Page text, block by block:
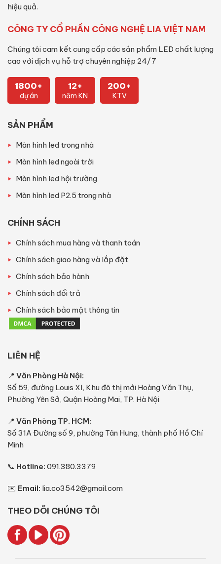
hiệu quả.
CÔNG TY CỔ PHẦN CÔNG NGHỆ LIA VIỆT NAM
Chúng tôi cam kết cung cấp các sản phẩm LED chất lượng
cao với dịch vụ hỗ trợ chuyên nghiệp 24/7
1800+
dự án
12+
năm KN
200+
KTV
SẢN PHẨM
Màn hình led trong nhà
Màn hình led ngoài trời
Màn hình led hội trường
Màn hình led P2.5 trong nhà
CHÍNH SÁCH
Chính sách mua hàng và thanh toán
Chính sách giao hàng và lắp đặt
Chính sách bảo hành
Chính sách đổi trả
Chính sách bảo mật thông tin
LIÊN HỆ
📍 Văn Phòng Hà Nội:
Số 59, đường Louis XI, Khu đô thị mới Hoàng Văn Thụ,
Phường Yên Sở, Quận Hoàng Mai, TP. Hà Nội
📍 Văn Phòng TP. HCM:
Số 31A Đường số 9, phường Tân Hưng, thành phố Hồ Chí
Minh
📞 Hotline: 091.380.3379
✉️ Email: lia.co3542@gmail.com
THEO DÕI CHÚNG TÔI